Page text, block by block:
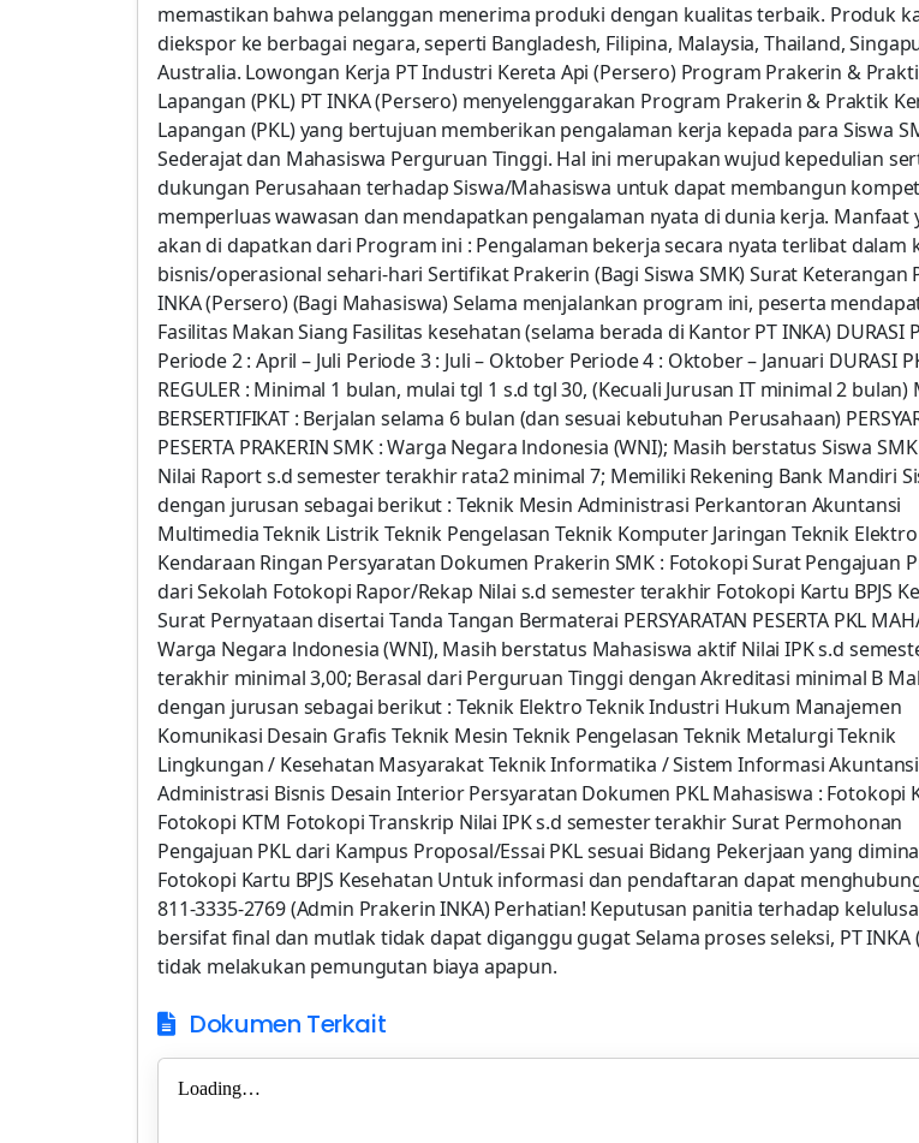
memastikan bahwa pelanggan menerima produki dengan kualitas terbaik. Produk
diekspor ke berbagai negara, seperti Bangladesh, Filipina, Malaysia, Thailand,
Australia. Lowongan Kerja PT Industri Kereta Api (Persero) Program Prakerin &
Lapangan (PKL) PT INKA (Persero) menyelenggarakan Program Prakerin & Praktik
Lapangan (PKL) yang bertujuan memberikan pengalaman kerja kepada para Siswa
Sederajat dan Mahasiswa Perguruan Tinggi. Hal ini merupakan wujud kepedulian
dukungan Perusahaan terhadap Siswa/Mahasiswa untuk dapat membangun
memperluas wawasan dan mendapatkan pengalaman nyata di dunia kerja. Manfaat
akan di dapatkan dari Program ini : Pengalaman bekerja secara nyata terlibat dalam
bisnis/operasional sehari-hari Sertifikat Prakerin (Bagi Siswa SMK) Surat Keterangan
INKA (Persero) (Bagi Mahasiswa) Selama menjalankan program ini, peserta
Fasilitas Makan Siang Fasilitas kesehatan (selama berada di Kantor PT INKA) DURASI
Periode 2 : April – Juli Periode 3 : Juli – Oktober Periode 4 : Oktober – Januari DURASI
REGULER : Minimal 1 bulan, mulai tgl 1 s.d tgl 30, (Kecuali Jurusan IT minimal 2 bulan)
BERSERTIFIKAT : Berjalan selama 6 bulan (dan sesuai kebutuhan Perusahaan)
PESERTA PRAKERIN SMK : Warga Negara lndonesia (WNI); Masih berstatus Siswa
Nilai Raport s.d semester terakhir rata2 minimal 7; Memiliki Rekening Bank Mandiri
dengan jurusan sebagai berikut : Teknik Mesin Administrasi Perkantoran Akuntansi
Multimedia Teknik Listrik Teknik Pengelasan Teknik Komputer Jaringan Teknik
Kendaraan Ringan Persyaratan Dokumen Prakerin SMK : Fotokopi Surat Pengajuan
dari Sekolah Fotokopi Rapor/Rekap Nilai s.d semester terakhir Fotokopi Kartu BPJS
Surat Pernyataan disertai Tanda Tangan Bermaterai PERSYARATAN PESERTA PKL
Warga Negara lndonesia (WNI), Masih berstatus Mahasiswa aktif Nilai IPK s.d
terakhir minimal 3,00; Berasal dari Perguruan Tinggi dengan Akreditasi minimal B
dengan jurusan sebagai berikut : Teknik Elektro Teknik Industri Hukum Manajemen
Komunikasi Desain Grafis Teknik Mesin Teknik Pengelasan Teknik Metalurgi Teknik
Lingkungan / Kesehatan Masyarakat Teknik Informatika / Sistem Informasi Akuntansi
Administrasi Bisnis Desain Interior Persyaratan Dokumen PKL Mahasiswa : Fotokopi
Fotokopi KTM Fotokopi Transkrip Nilai IPK s.d semester terakhir Surat Permohonan
Pengajuan PKL dari Kampus Proposal/Essai PKL sesuai Bidang Pekerjaan yang
Fotokopi Kartu BPJS Kesehatan Untuk informasi dan pendaftaran dapat
811-3335-2769 (Admin Prakerin INKA) Perhatian! Keputusan panitia terhadap
bersifat final dan mutlak tidak dapat diganggu gugat Selama proses seleksi, PT INKA
tidak melakukan pemungutan biaya apapun.
Dokumen Terkait